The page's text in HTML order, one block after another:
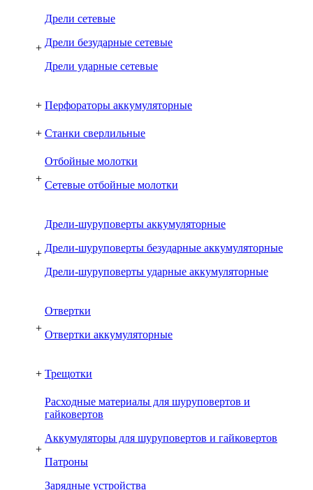
+
Дрели сетевые
Дрели безударные сетевые
Дрели ударные сетевые
+ Перфораторы аккумуляторные
+ Станки сверлильные
+
Отбойные молотки
Сетевые отбойные молотки
+
Дрели-шуруповерты аккумуляторные
Дрели-шуруповерты безударные аккумуляторные
Дрели-шуруповерты ударные аккумуляторные
+
Отвертки
Отвертки аккумуляторные
+ Трещотки
+
Расходные материалы для шуруповертов и
гайковертов
Аккумуляторы для шуруповертов и гайковертов
Патроны
Зарядные устройства